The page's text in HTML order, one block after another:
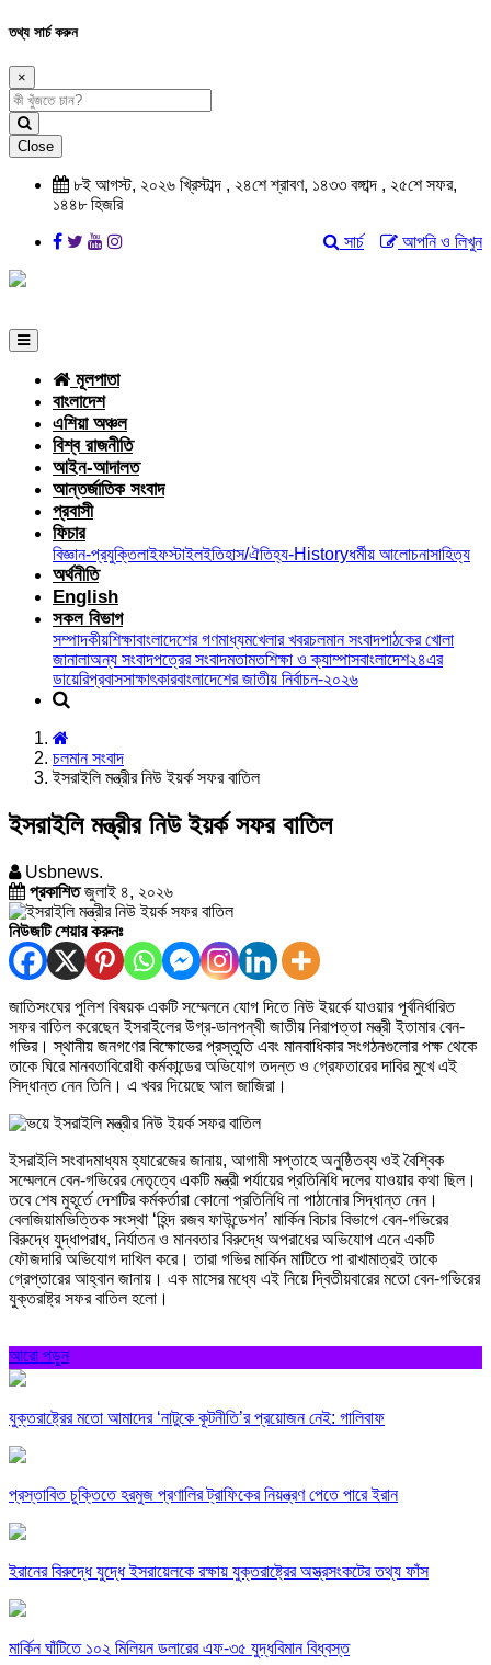
তথ্য সার্চ করুন
×
Close
৮ই আগস্ট, ২০২৬ খ্রিস্টাব্দ , ২৪শে শ্রাবণ, ১৪৩৩ বঙ্গাব্দ , ২৫শে সফর,
১৪৪৮ হিজরি
আপনি ও লিখুন
সার্চ
মূলপাতা
বাংলাদেশ
এশিয়া অঞ্চল
বিশ্ব রাজনীতি
আইন-আদালত
আন্তর্জাতিক সংবাদ
প্রবাসী
ফিচার
বিজ্ঞান-প্রযুক্তিলাইফস্টাইলইতিহাস/ঐতিহ্য-Historyধর্মীয় আলোচনাসাহিত্য
অর্থনীতি
English
সকল বিভাগ
সম্পাদকীয়শিক্ষাবাংলাদেশের গণমাধ্যমখেলার খবরচলমান সংবাদপাঠকের খোলা
জানালাঅন্য সংবাদপত্রের সংবাদমতামতশিক্ষা ও ক্যাম্পাসবাংলাদেশ২৪এর
ডায়েরিপ্রবাসসাক্ষাৎকারবাংলাদেশের জাতীয় নির্বাচন-২০২৬
চলমান সংবাদ
ইসরাইলি মন্ত্রীর নিউ ইয়র্ক সফর বাতিল
ইসরাইলি মন্ত্রীর নিউ ইয়র্ক সফর বাতিল
Usbnews.
প্রকাশিতজুলাই ৪, ২০২৬
নিউজটি শেয়ার করুনঃ
জাতিসংঘের পুলিশ বিষয়ক একটি সম্মেলনে যোগ দিতে নিউ ইয়র্কে যাওয়ার পূর্বনির্ধারিত
সফর বাতিল করেছেন ইসরাইলের উগ্র-ডানপন্থী জাতীয় নিরাপত্তা মন্ত্রী ইতামার বেন-
গভির। স্থানীয় জনগণের বিক্ষোভের প্রস্তুতি এবং মানবাধিকার সংগঠনগুলোর পক্ষ থেকে
তাকে ঘিরে মানবতাবিরোধী কর্মকান্ডের অভিযোগ তদন্ত ও গ্রেফতারের দাবির মুখে এই
সিদ্ধান্ত নেন তিনি। এ খবর দিয়েছে আল জাজিরা।
ইসরাইলি সংবাদমাধ্যম হ্যারেজের জানায়, আগামী সপ্তাহে অনুষ্ঠিতব্য ওই বৈশ্বিক
সম্মেলনে বেন-গভিরের নেতৃত্বে একটি মন্ত্রী পর্যায়ের প্রতিনিধি দলের যাওয়ার কথা ছিল।
তবে শেষ মুহূর্তে দেশটির কর্মকর্তারা কোনো প্রতিনিধি না পাঠানোর সিদ্ধান্ত নেন।
বেলজিয়ামভিত্তিক সংস্থা ‘হিন্দ রজব ফাউন্ডেশন’ মার্কিন বিচার বিভাগে বেন-গভিরের
বিরুদ্ধে যুদ্ধাপরাধ, নির্যাতন ও মানবতার বিরুদ্ধে অপরাধের অভিযোগ এনে একটি
ফৌজদারি অভিযোগ দাখিল করে। তারা গভির মার্কিন মাটিতে পা রাখামাত্রই তাকে
গ্রেপ্তারের আহ্বান জানায়। এক মাসের মধ্যে এই নিয়ে দ্বিতীয়বারের মতো বেন-গভিরের
যুক্তরাষ্ট্র সফর বাতিল হলো।
আরো পড়ুন
যুক্তরাষ্ট্রের মতো আমাদের ‘নাটুকে কূটনীতি’র প্রয়োজন নেই: গালিবাফ
প্রস্তাবিত চুক্তিতে হরমুজ প্রণালির ট্রাফিকের নিয়ন্ত্রণ পেতে পারে ইরান
ইরানের বিরুদ্ধে যুদ্ধে ইসরায়েলকে রক্ষায় যুক্তরাষ্ট্রের অস্ত্রসংকটের তথ্য ফাঁস
মার্কিন ঘাঁটিতে ১০২ মিলিয়ন ডলারের এফ-৩৫ যুদ্ধবিমান বিধ্বস্ত